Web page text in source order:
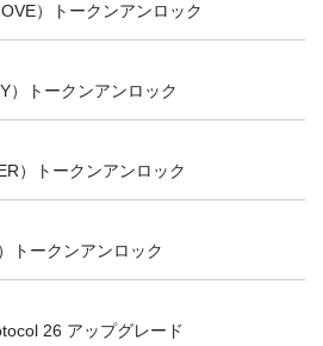
）トークンアンロック
）トークンアンロック
）トークンアンロック
トークンアンロック
26 アップグレード